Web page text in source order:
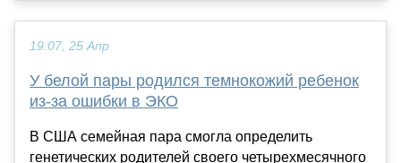
19:07, 25 Апр
У белой пары родился темнокожий ребенок
из-за ошибки в ЭКО
В США семейная пара смогла определить
генетических родителей своего четырехмесячного